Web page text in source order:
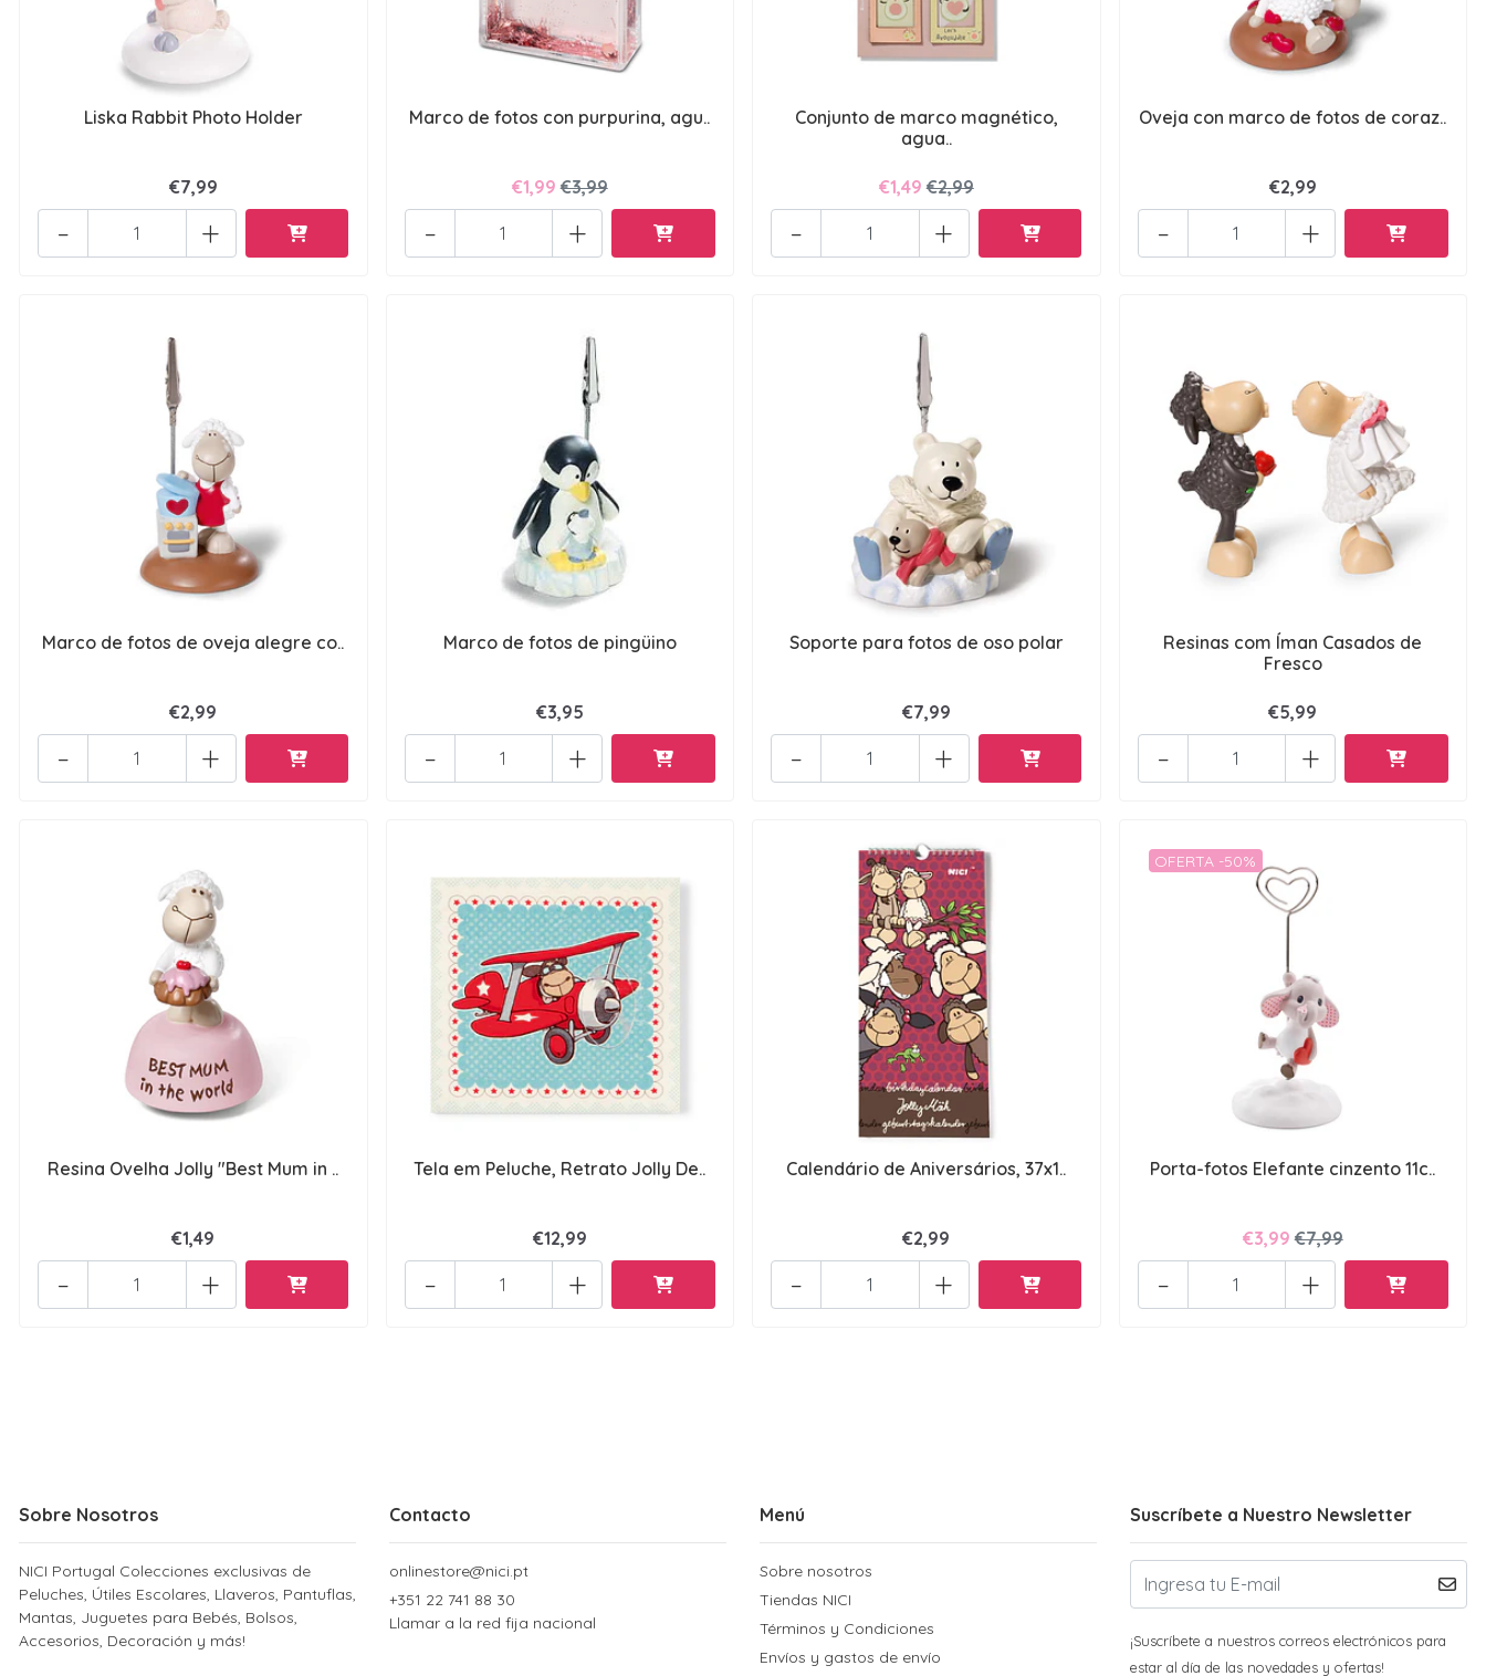
Liska Rabbit Photo Holder
€7,99
+
-
Marco de fotos con purpurina, agu..
€1,99 €3,99
+
-
Conjunto de marco magnético,
agua..
€1,49 €2,99
+
-
Oveja con marco de fotos de coraz..
€2,99
+
-
Marco de fotos de oveja alegre co..
€2,99
+
-
Marco de fotos de pingüino
€3,95
+
-
Soporte para fotos de oso polar
€7,99
+
-
Resinas com Íman Casados de
Fresco
€5,99
+
-
Resina Ovelha Jolly "Best Mum in ..
€1,49
+
-
Tela em Peluche, Retrato Jolly De..
€12,99
+
-
Calendário de Aniversários, 37x1..
€2,99
+
-
OFERTA -50%
Porta-fotos Elefante cinzento 11c..
€3,99 €7,99
+
-
Sobre Nosotros
NICI Portugal Colecciones exclusivas de
Peluches, Útiles Escolares, Llaveros, Pantuflas,
Mantas, Juguetes para Bebés, Bolsos,
Accesorios, Decoración y más!
Contacto
onlinestore@nici.pt
+351 22 741 88 30
Llamar a la red fija nacional
Menú
Sobre nosotros
Tiendas NICI
Términos y Condiciones
Envíos y gastos de envío
Suscríbete a Nuestro Newsletter
¡Suscríbete a nuestros correos electrónicos para
estar al día de las novedades y ofertas!